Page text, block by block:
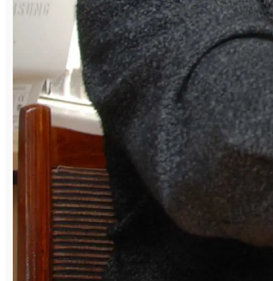
собравшимся, что его биография была
тесно переплетена с «Магнезитом», где
он в разное время трудился горным
мастером участка закладочных работ и
начальником подземного участка прогноза
и предотвращения горных ударов шахты
«Магнезитовая». А последний год жизни
работал тренером шахматного клуба
«Вертикаль, в 41 год собирался защитить
диплом о втором высшем образовании в
ЧелГУ. Но жизнь распорядилась иначе, и
четыре года назад Николая
Владимировича не стало, а через год
после его ухода шахматным клубом
«Вертикаль» был учреждён ежегодный
турнир его памяти.
– Он был активным участником
спортивных областных и российских
соревнований. Своих воспитанников возил